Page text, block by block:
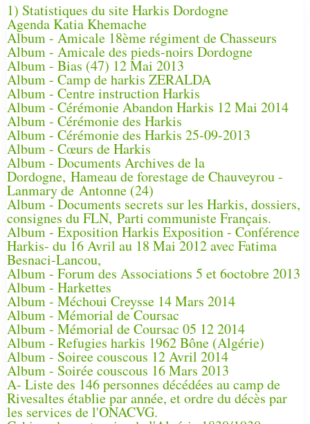
1) Statistiques du site Harkis Dordogne
Agenda Katia Khemache
Album - Amicale 18ème régiment de Chasseurs
Album - Amicale des pieds-noirs Dordogne
Album - Bias (47) 12 Mai 2013
Album - Camp de harkis ZERALDA
Album - Centre instruction Harkis
Album - Cérémonie Abandon Harkis 12 Mai 2014
Album - Cérémonie des Harkis
Album - Cérémonie des Harkis 25-09-2013
Album - Cœurs de Harkis
Album - Documents Archives de la
Dordogne, Hameau de forestage de Chauveyrou -
Lanmary de Antonne (24)
Album - Documents secrets sur les Harkis, dossiers,
consignes du FLN, Parti communiste Français.
Album - Exposition Harkis Exposition - Conférence
Harkis- du 16 Avril au 18 Mai 2012 avec Fatima
Besnaci-Lancou,
Album - Forum des Associations 5 et 6octobre 2013
Album - Harkettes
Album - Méchoui Creysse 14 Mars 2014
Album - Mémorial de Coursac
Album - Mémorial de Coursac 05 12 2014
Album - Refugies harkis 1962 Bône (Algérie)
Album - Soiree couscous 12 Avril 2014
Album - Soirée couscous 16 Mars 2013
A- Liste des 146 personnes décédées au camp de
Rivesaltes établie par année, et ordre du décès par
les services de l'ONACVG.